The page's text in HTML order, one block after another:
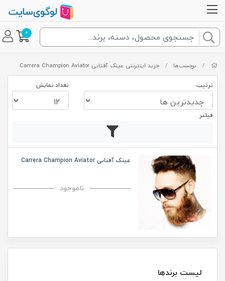
0
/ برچسب‌ها / خرید اینترنتی عینک آفتابی Carrera Champion Aviator
ترتیب تعداد نمایش
فیلتر
عینک آفتابی Carrera Champion Aviator
ناموجود
لیست برندها